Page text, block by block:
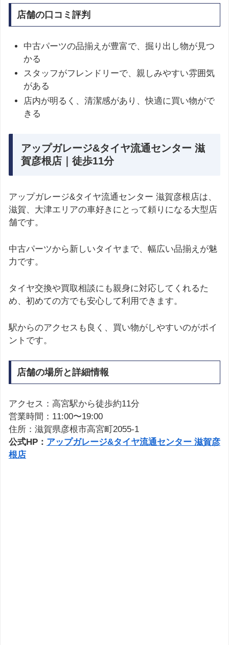
店舗の口コミ評判
中古パーツの品揃えが豊富で、掘り出し物が見つ
かる
スタッフがフレンドリーで、親しみやすい雰囲気
がある
店内が明るく、清潔感があり、快適に買い物がで
きる
アップガレージ&タイヤ流通センター 滋
賀彦根店｜徒歩11分
アップガレージ&タイヤ流通センター 滋賀彦根店は、
滋賀、大津エリアの車好きにとって頼りになる大型店
舗です。
中古パーツから新しいタイヤまで、幅広い品揃えが魅
力です。
タイヤ交換や買取相談にも親身に対応してくれるた
め、初めての方でも安心して利用できます。
駅からのアクセスも良く、買い物がしやすいのがポイ
ントです。
店舗の場所と詳細情報
アクセス：高宮駅から徒歩約11分
営業時間：11:00〜19:00
住所：滋賀県彦根市高宮町2055-1
公式HP： アップガレージ&タイヤ流通センター 滋賀彦
根店